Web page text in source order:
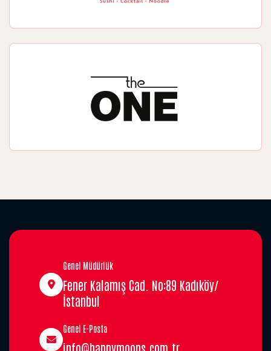
Genel Müdürlük
Fener Kalamış Cad. No:89 Kadıköy/
İstanbul
Genel E-Posta